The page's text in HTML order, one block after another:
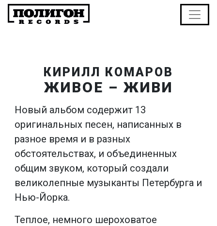
КИРИЛЛ КОМАРОВ
ЖИВОЕ – ЖИВИ
Новый альбом содержит 13
оригинальных песен, написанных в
разное время и в разных
обстоятельствах, и объединенных
общим звуком, который создали
великолепные музыканты Петербурга и
Нью-Йорка.
Теплое, немного шероховатое